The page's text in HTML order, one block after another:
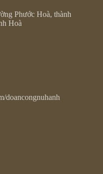
Phước Hoà, thành
Hoà
doancongnuhanh